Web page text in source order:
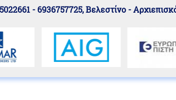
- 6936757725, Βελεστίνο -